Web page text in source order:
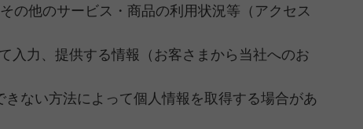
の他のサービス・商品の利用状況等（アクセス
入力、提供する情報（お客さまから当社へのお
ない方法によって個人情報を取得する場合があ